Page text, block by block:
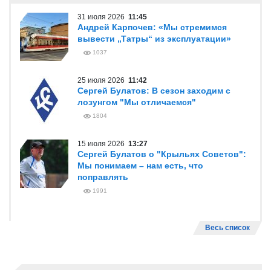
31 июля 2026 11:45
Андрей Карпочев: «Мы стремимся
вывести „Татры“ из эксплуатации»
1037
25 июля 2026 11:42
Сергей Булатов: В сезон заходим с
лозунгом "Мы отличаемся"
1804
15 июля 2026 13:27
Сергей Булатов о "Крыльях Советов":
Мы понимаем – нам есть, что
поправлять
1991
Весь список